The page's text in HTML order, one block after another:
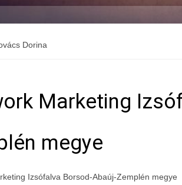
Dorina
Marketing
megye
Izsófalva Borsod-Abaúj-Zemplén megye